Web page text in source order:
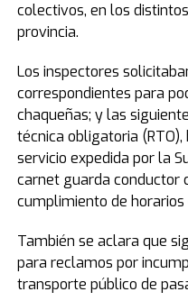
colectivos, en los
provincia.
Los inspectores
correspondientes para
chaqueñas; y las
técnica obligatoria
servicio expedida por la
carnet guarda conductor
cumplimiento de
También se aclara que
para reclamos por
transporte público de